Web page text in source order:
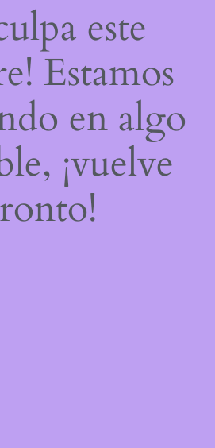
este
Estamos
en algo
¡vuelve